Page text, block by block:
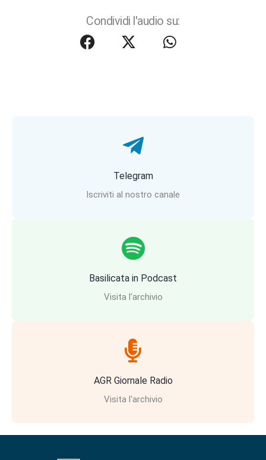
Condividi l'audio su:
Telegram
Iscriviti al nostro canale
Basilicata in Podcast
Visita l'archivio
AGR Giornale Radio
Visita l'archivio